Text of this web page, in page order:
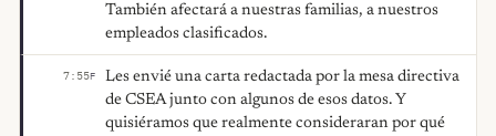
También afectará a nuestras familias, a nuestros
empleados clasificados.
7:55F
Les envié una carta redactada por la mesa directiva
de CSEA junto con algunos de esos datos. Y
quisiéramos que realmente consideraran por qué